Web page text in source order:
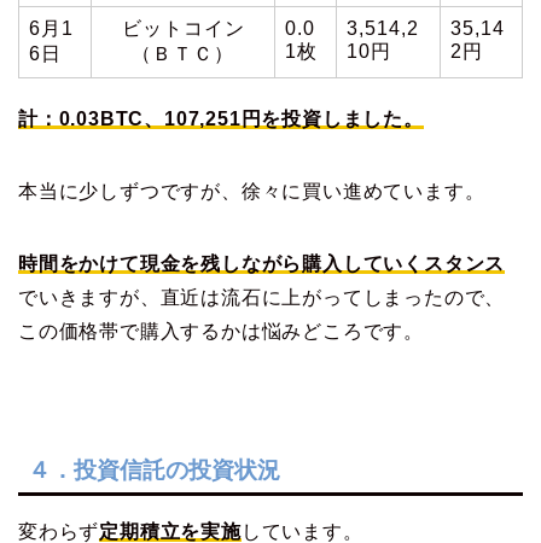
6月1
6日
ビットコイン
（ＢＴＣ）
0.0
1枚
3,514,2
10円
35,14
2円
計：0.03BTC、107,251円 を投資しました。
本当に少しずつですが、徐々に買い進めています。
時間をかけて現金を残しながら購入していくスタンス
でいきますが、直近は流石に上がってしまったので、
この価格帯で購入するかは悩みどころです。
４．投資信託の投資状況
変わらず定期積立を実施しています。